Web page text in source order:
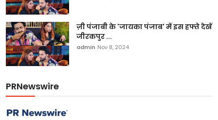
ज़ी पंजाबी के 'जायका पंजाब' में इस हफ्ते देखें
जीरकपुर ...
admin Nov 8, 2024
PRNewswire